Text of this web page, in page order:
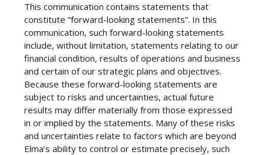
This communication contains statements that
constitute “forward-looking statements”. In this
communication, such forward-looking statements
include, without limitation, statements relating to our
financial condition, results of operations and business
and certain of our strategic plans and objectives.
Because these forward-looking statements are
subject to risks and uncertainties, actual future
results may differ materially from those expressed
in or implied by the statements. Many of these risks
and uncertainties relate to factors which are beyond
Elma’s ability to control or estimate precisely, such